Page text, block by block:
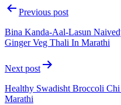
PostPrevious post
Bina Kanda-Aal-Lasun
Ginger Veg Thali In Marathi
Next post
Healthy Swadisht Broccoli
Marathi